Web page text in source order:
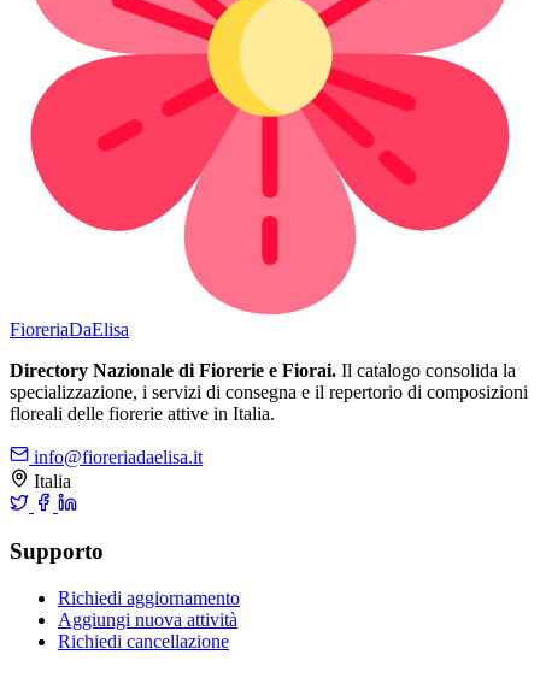
FioreriaDaElisa
Directory Nazionale di Fiorerie e Fiorai. Il catalogo consolida la
specializzazione, i servizi di consegna e il repertorio di composizioni
floreali delle fiorerie attive in Italia.
info@fioreriadaelisa.it
Italia
Supporto
Richiedi aggiornamento
Aggiungi nuova attività
Richiedi cancellazione